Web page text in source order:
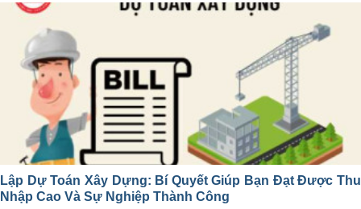
Lập Dự Toán Xây Dựng: Bí Quyết Giúp Bạn Đạt Được Thu
Nhập Cao Và Sự Nghiệp Thành Công